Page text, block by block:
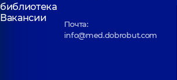
библиотека
Вакансии
Почта:
info@med.dobrobut.com